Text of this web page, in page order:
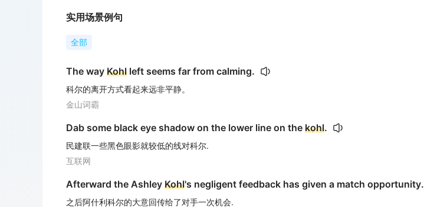
实用场景例句
全部
The way Kohl left seems far from calming.
科尔的离开方式看起来远非平静。
金山词霸
Dab some black eye shadow on the lower line on the kohl.
民建联一些黑色眼影就较低的线对科尔.
互联网
Afterward the Ashley Kohl's negligent feedback has given a match opportunity.
之后阿什利科尔的大意回传给了对手一次机会.